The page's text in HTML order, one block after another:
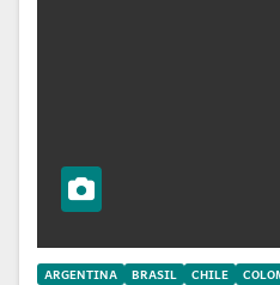
ARGENTINA BRASIL CHILE